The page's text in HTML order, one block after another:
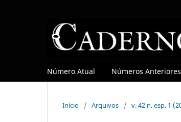
Número Atual Números Anteriores
Início / Arquivos / v. 42 n. esp. 1